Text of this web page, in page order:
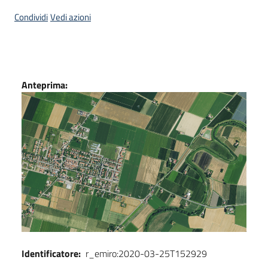
Seguici
su
CondividiVedi azioni
Dati
Anteprima:
Identificatore: r_emiro:2020-03-25T152929